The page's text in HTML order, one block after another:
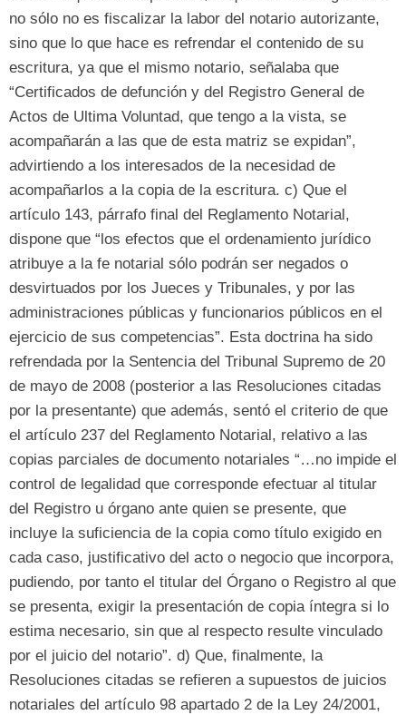
no sólo no es fiscalizar la labor del notario autorizante,
sino que lo que hace es refrendar el contenido de su
escritura, ya que el mismo notario, señalaba que
“Certificados de defunción y del Registro General de
Actos de Ultima Voluntad, que tengo a la vista, se
acompañarán a las que de esta matriz se expidan”,
advirtiendo a los interesados de la necesidad de
acompañarlos a la copia de la escritura. c) Que el
artículo 143, párrafo final del Reglamento Notarial,
dispone que “los efectos que el ordenamiento jurídico
atribuye a la fe notarial sólo podrán ser negados o
desvirtuados por los Jueces y Tribunales, y por las
administraciones públicas y funcionarios públicos en el
ejercicio de sus competencias”. Esta doctrina ha sido
refrendada por la Sentencia del Tribunal Supremo de 20
de mayo de 2008 (posterior a las Resoluciones citadas
por la presentante) que además, sentó el criterio de que
el artículo 237 del Reglamento Notarial, relativo a las
copias parciales de documento notariales “…no impide el
control de legalidad que corresponde efectuar al titular
del Registro u órgano ante quien se presente, que
incluye la suficiencia de la copia como título exigido en
cada caso, justificativo del acto o negocio que incorpora,
pudiendo, por tanto el titular del Órgano o Registro al que
se presenta, exigir la presentación de copia íntegra si lo
estima necesario, sin que al respecto resulte vinculado
por el juicio del notario”. d) Que, finalmente, la
Resoluciones citadas se refieren a supuestos de juicios
notariales del artículo 98 apartado 2 de la Ley 24/2001,